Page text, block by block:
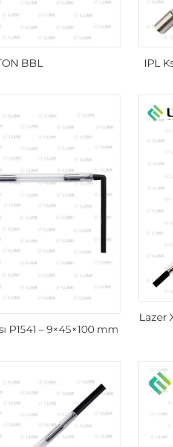
BBL IPL
P1541 – 9×45×100 mm
Lazer